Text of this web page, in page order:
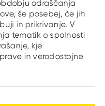
odraščanja
še posebej, če jih
in prikrivanje. V
tematik o spolnosti
kje
in verodostojne